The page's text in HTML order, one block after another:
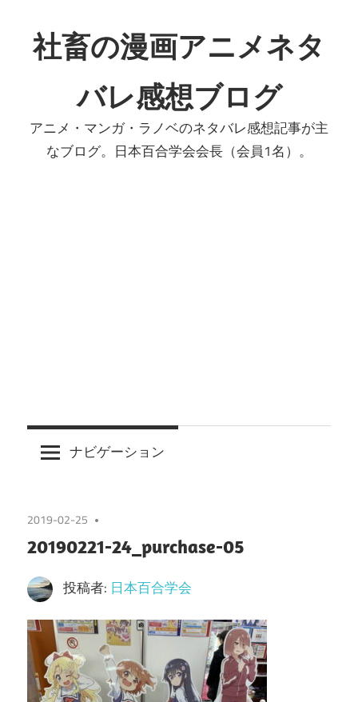
ン
テ
へ
社畜の漫画アニメネタ
バレ感想ブログ
アニメ・マンガ・ラノベのネタバレ感想記事が主
なブログ。日本百合学会会長（会員1名）。
ナビゲーション
2019-02-25
20190221-24_purchase-05
投稿者: 日本百合学会